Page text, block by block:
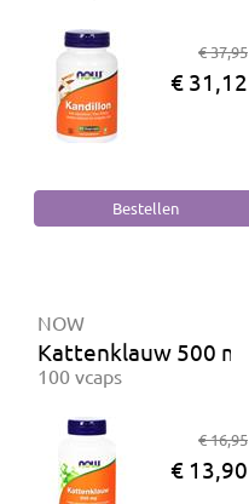
€ 37,95
€ 31,12
NOW
Kattenklauw 500 mg
100 vcaps
€ 16,95
€ 13,90